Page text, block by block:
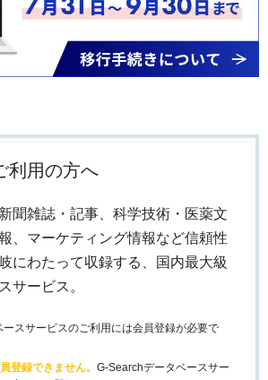
利用の方へ
聞雑誌・記事、科学技術・医薬文
、マーケティング情報など信頼性
にわたって収録する、国内最大級
サービス。
スサービスのご利用には会員登録が必要で
登録できません。 G-Searchデータベースサー